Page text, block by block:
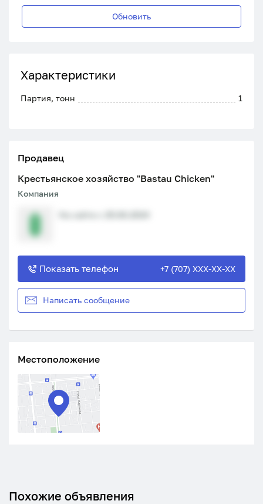
Обновить
Характеристики
Партия, тонн 1
Продавец
Крестьянское хозяйство "Bastau Chicken"
Компания
Показать телефон +7 (707) XXX-XX-XX
Написать сообщение
Местоположение
Похожие объявления